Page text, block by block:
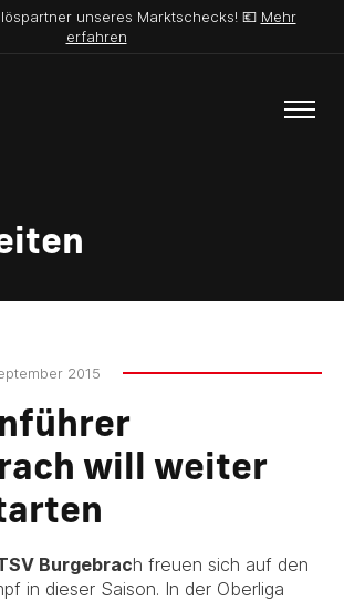
unseres Marktschecks! 💶 Mehr
erfahren
2015
will weiter
Burgebrach freuen sich auf den
in dieser Saison. In der Oberliga